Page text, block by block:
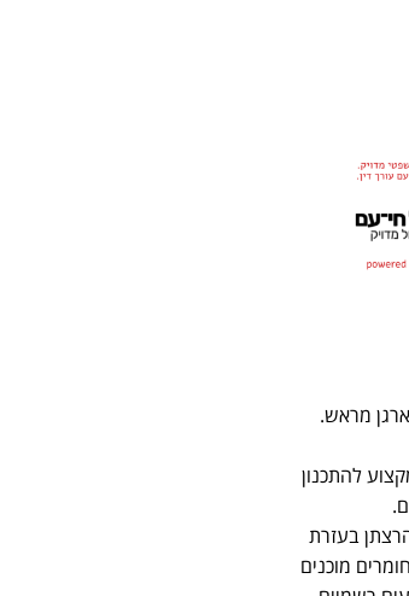
מראש.
להתכנון
בעזרת
מוכנים